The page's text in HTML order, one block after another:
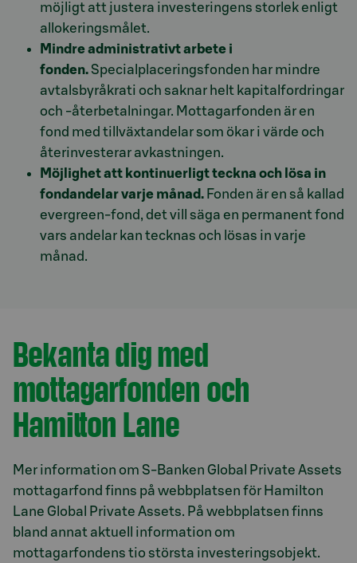
möjligt att justera investeringens storlek enligt
allokeringsmålet.
Mindre administrativt arbete i
fonden.Specialplaceringsfonden har mindre
avtalsbyråkrati och saknar helt kapitalfordringar
och -återbetalningar. Mottagarfonden är en
fond med tillväxtandelar som ökar i värde och
återinvesterar avkastningen.
Möjlighet att kontinuerligt teckna och lösa in
fondandelar varje månad. Fonden är en så kallad
evergreen-fond, det vill säga en permanent fond
vars andelar kan tecknas och lösas in varje
månad.
Bekanta dig med
mottagarfonden och
Hamilton Lane
Mer information om S-Banken Global Private Assets
mottagarfond finns på webbplatsen för Hamilton
Lane Global Private Assets. På webbplatsen finns
bland annat aktuell information om
mottagarfondens tio största investeringsobjekt.